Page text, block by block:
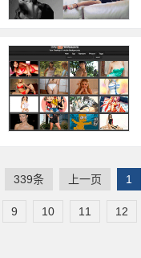
339条 上一页 1
9 10 11 12